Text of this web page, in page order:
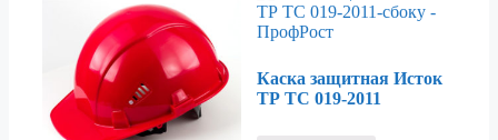
Каска защитная Исток
ТР ТС 019-2011